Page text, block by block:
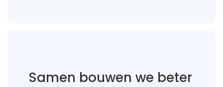
Samen bouwen we beter